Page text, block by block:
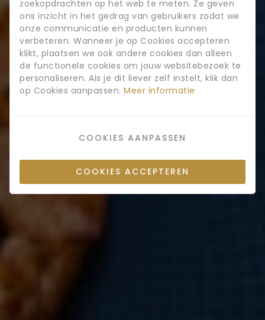
zoekopdrachten op het web te meten. Ze geven
ons inzicht in het gedrag van gebruikers zodat we
onze communicatie en producten kunnen
verbeteren. Wanneer je op Cookies accepteren
klikt, plaatsen we ook andere cookies dan alleen
de functionele cookies om jouw websitebezoek te
personaliseren. Als je dit liever zelf instelt, klik dan
op Cookies aanpassen. Meer informatie
COOKIES AANPASSEN
COOKIES ACCEPTEREN